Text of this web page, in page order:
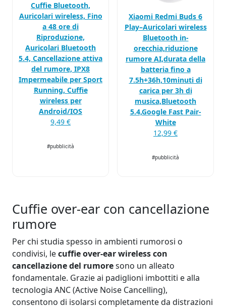
Cuffie Bluetooth,
Auricolari wireless, Fino
a 48 ore di
Riproduzione,
Auricolari Bluetooth
5.4, Cancellazione attiva
del rumore, IPX8
Impermeabile per Sport
Running, Cuffie
wireless per
Android/IOS
9,49 €
#pubblicità
Xiaomi Redmi Buds 6
Play–Auricolari wireless
Bluetooth in-
orecchia,riduzione
rumore AI,durata della
batteria fino a
7.5h+36h,10minuti di
carica per 3h di
musica,Bluetooth
5.4,Google Fast Pair-
White
12,99 €
#pubblicità
Cuffie over-ear con cancellazione
rumore
Per chi studia spesso in ambienti rumorosi o
condivisi, lecuffie over-ear wireless con
cancellazione del rumoresono un alleato
fondamentale. Grazie ai padiglioni imbottiti e alla
tecnologia ANC (Active Noise Cancelling),
consentono di isolarsi completamente da distrazioni